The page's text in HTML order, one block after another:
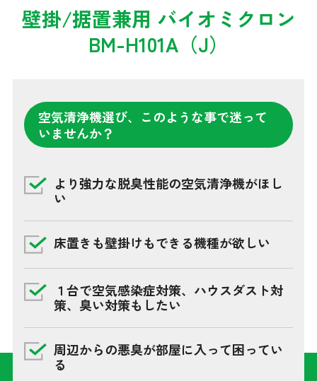
壁掛/据置兼用 バイオミクロン
BM-H101A（J）
空気清浄機選び、このような事で迷って
いませんか？
より強力な脱臭性能の空気清浄機がほし
い
床置きも壁掛けもできる機種が欲しい
１台で空気感染症対策、ハウスダスト対
策、臭い対策もしたい
周辺からの悪臭が部屋に入って困ってい
る